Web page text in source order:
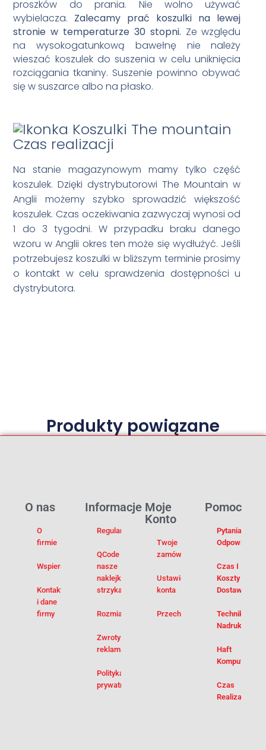
proszków do prania. Nie wolno używać
wybielacza. Zalecamy prać koszulki na lewej
stronie w temperaturze 30 stopni. Ze względu
na wysokogatunkową bawełnę nie należy
wieszać koszulek do suszenia w celu uniknięcia
rozciągania tkaniny. Suszenie powinno obywać
się w suszarce albo na płasko.
Czas realizacji
Na stanie magazynowym mamy tylko część
koszulek. Dzięki dystrybutorowi The Mountain w
Anglii możemy szybko sprowadzić większość
koszulek. Czas oczekiwania zazwyczaj wynosi od
1 do 3 tygodni. W przypadku braku danego
wzoru w Anglii okres ten może się wydłużyć. Jeśli
potrzebujesz koszulki w bliższym terminie prosimy
o kontakt w celu sprawdzenia dostępności u
dystrybutora.
Produkty powiązane
Pomoc
Pytania I
Odpowiedzi
Czas I
Koszty
Dostawy
Techniki
Nadruku
Haft
Komputerowy
Czas
Realizacji
Moje
Konto
Twoje
zamówienia
Ustawienia
konta
Przechowalnia
Informacje
Regulamin
QCode –
nasze
naklejki na
strzykawki
Rozmiarówka
Zwroty i
reklamacje
Polityka
prywatności
O nas
O
firmie
Wspieramy
Kontakt
i dane
firmy